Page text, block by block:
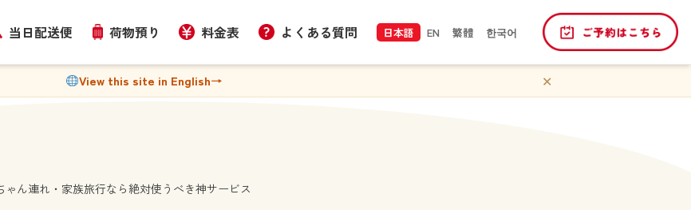
当日配送便 荷物預り 料金表 よくある質問 日本語 EN 繁體 한국어
View this site in English→ ✕
ん連れ・家族旅行なら絶対使うべき神サービス